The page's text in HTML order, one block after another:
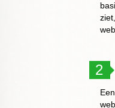
2